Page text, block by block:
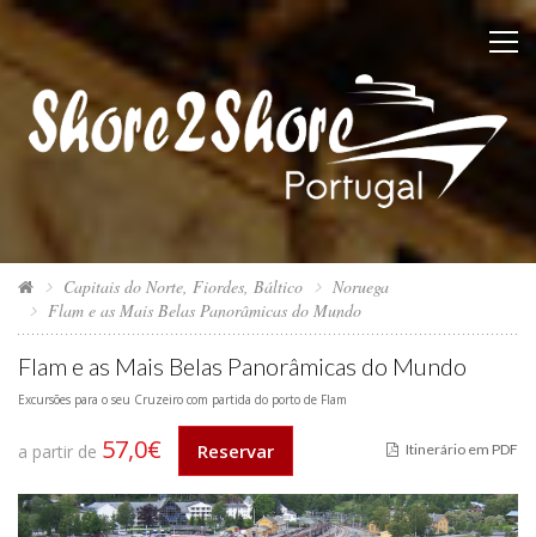
Capitais do Norte, Fiordes, Báltico
Noruega
Flam e as Mais Belas Panorâmicas do Mundo
Flam e as Mais Belas Panorâmicas do Mundo
Excursões para o seu Cruzeiro com partida do porto de Flam
a partir de 57,0€ Reservar Itinerário em PDF